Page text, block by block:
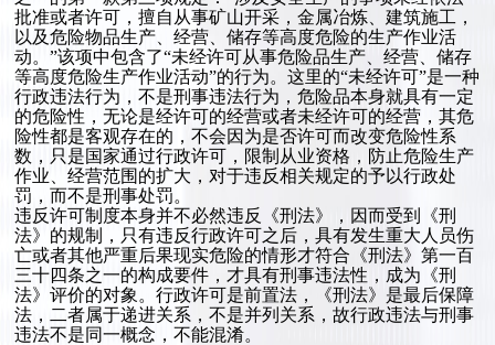
批准或者许可，擅自从事矿山开采，金属冶炼、建筑施工，
以及危险物品生产、经营、储存等高度危险的生产作业活
动。”该项中包含了“未经许可从事危险品生产、经营、储存
等高度危险生产作业活动”的行为。这里的“未经许可”是一种
行政违法行为，不是刑事违法行为，危险品本身就具有一定
的危险性，无论是经许可的经营或者未经许可的经营，其危
险性都是客观存在的，不会因为是否许可而改变危险性系
数，只是国家通过行政许可，限制从业资格，防止危险生产
作业、经营范围的扩大，对于违反相关规定的予以行政处
罚，而不是刑事处罚。
违反许可制度本身并不必然违反《刑法》，因而受到《刑
法》的规制，只有违反行政许可之后，具有发生重大人员伤
亡或者其他严重后果现实危险的情形才符合《刑法》第一百
三十四条之一的构成要件，才具有刑事违法性，成为《刑
法》评价的对象。行政许可是前置法，《刑法》是最后保障
法，二者属于递进关系，不是并列关系，故行政违法与刑事
违法不是同一概念，不能混淆。